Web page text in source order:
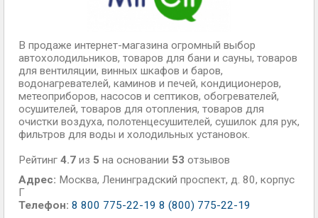
В продаже интернет-магазина огромный выбор
автохолодильников, товаров для бани и сауны, товаров
для вентиляции, винных шкафов и баров,
водонагревателей, каминов и печей, кондиционеров,
метеоприборов, насосов и септиков, обогревателей,
осушителей, товаров для отопления, товаров для
очистки воздуха, полотенцесушителей, сушилок для рук,
фильтров для воды и холодильных установок.
Рейтинг 4.7 из 5 на основании 53 отзывов
Адрес: Москва, Ленинградский проспект, д. 80, корпус
Г
Телефон: 8 800 775-22-19 8 (800) 775-22-19